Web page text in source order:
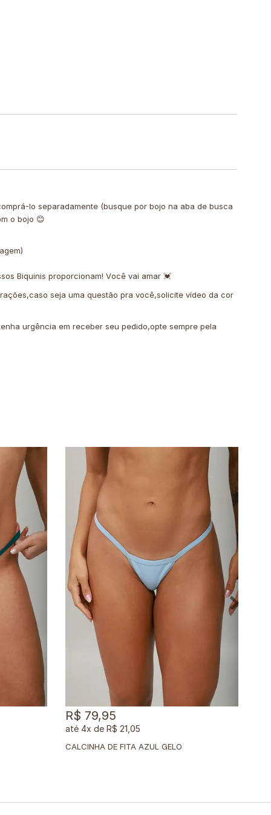
lo separadamente (busque por bojo na aba de busca
o bojo 😊
Biquinis proporcionam! Você vai amar 💓
seja uma questão pra você,solicite vídeo da cor
urgência em receber seu pedido,opte sempre pela
CALCINHA DE FITA AZUL GELO
R$ 79,95
4x de R$ 21,05